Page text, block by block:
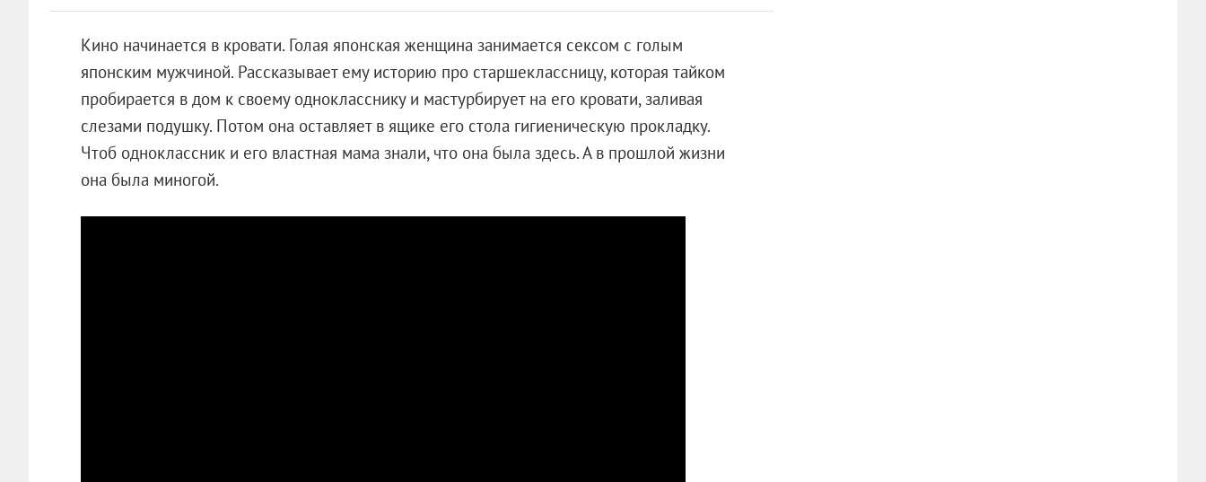
Кино начинается в кровати. Голая японская женщина занимается сексом с голым
японским мужчиной. Рассказывает ему историю про старшеклассницу, которая тайком
пробирается в дом к своему однокласснику и мастурбирует на его кровати, заливая
слезами подушку. Потом она оставляет в ящике его стола гигиеническую прокладку.
Чтоб одноклассник и его властная мама знали, что она была здесь. А в прошлой жизни
она была миногой.